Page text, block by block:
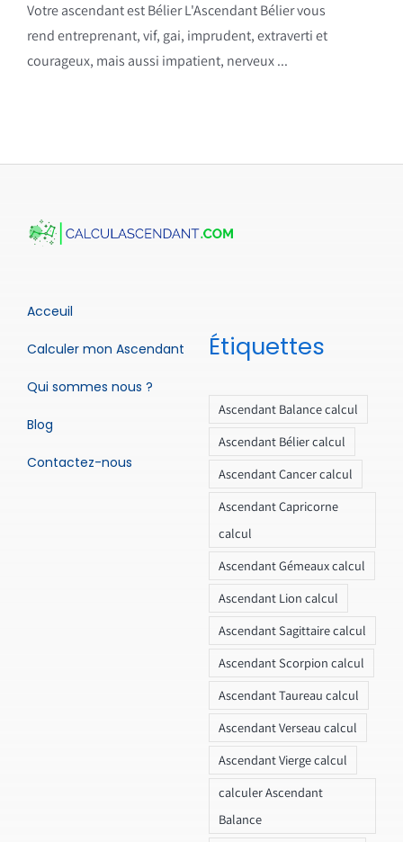
Votre ascendant est Bélier L'Ascendant Bélier vous
rend entreprenant, vif, gai, imprudent, extraverti et
courageux, mais aussi impatient, nerveux ...
Acceuil
Calculer mon Ascendant
Qui sommes nous ?
Blog
Contactez-nous
Étiquettes
Ascendant Balance calcul
Ascendant Bélier calcul
Ascendant Cancer calcul
Ascendant Capricorne
calcul
Ascendant Gémeaux calcul
Ascendant Lion calcul
Ascendant Sagittaire calcul
Ascendant Scorpion calcul
Ascendant Taureau calcul
Ascendant Verseau calcul
Ascendant Vierge calcul
calculer Ascendant
Balance